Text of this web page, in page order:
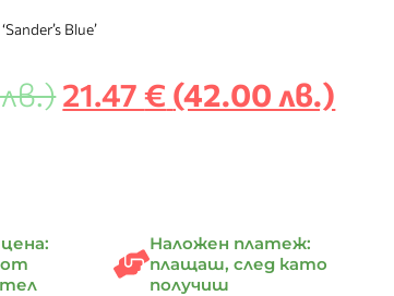
Blue’
21.47€ (42.00 лв.)
Наложен платеж:
плащаш, след като
получиш